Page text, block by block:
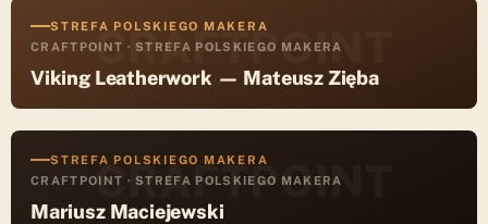
CRAFTPOINT
STREFA POLSKIEGO MAKERA
CRAFTPOINT · STREFA POLSKIEGO MAKERA
Viking Leatherwork — Mateusz Zięba
CRAFTPOINT
STREFA POLSKIEGO MAKERA
CRAFTPOINT · STREFA POLSKIEGO MAKERA
Mariusz Maciejewski